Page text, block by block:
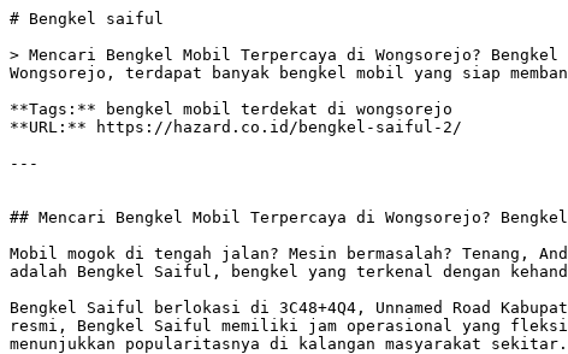
# Bengkel saiful
> Mencari Bengkel Mobil Terpercaya di Wongsorejo?
Wongsorejo, terdapat banyak bengkel mobil yang siap
**Tags:** bengkel mobil terdekat di wongsorejo
**URL:** https://hazard.co.id/bengkel-saiful-2/
---
## Mencari Bengkel Mobil Terpercaya di Wongsorejo?
Mobil mogok di tengah jalan? Mesin bermasalah? Tenang,
adalah Bengkel Saiful, bengkel yang terkenal dengan
Bengkel Saiful berlokasi di 3C48+4Q4, Unnamed Road
resmi, Bengkel Saiful memiliki jam operasional yang
menunjukkan popularitasnya di kalangan masyarakat sekitar.